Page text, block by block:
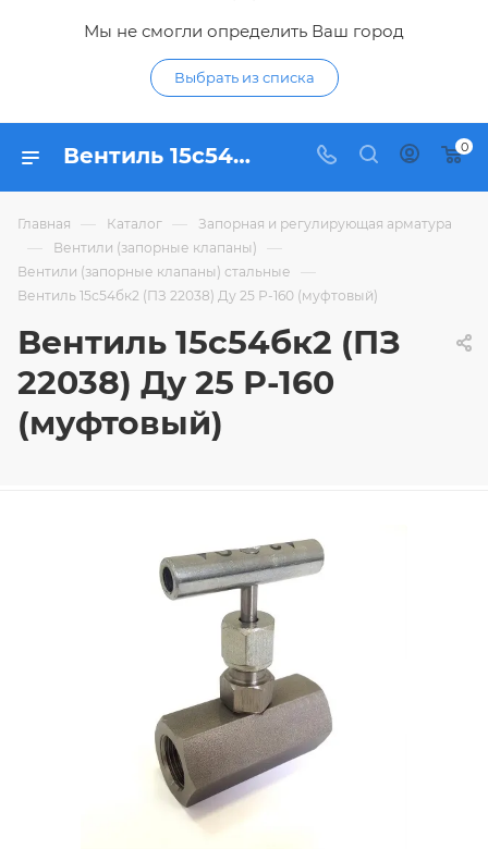
Мы не смогли определить Ваш город
Выбрать из списка
Вентиль 15с54бк2 (ПЗ 22038) Ду 25 Р-160 (муфтовый) - купить по цене в интернет-магазине Гидропромтехника с доставкой в Курске 0
Главная — Каталог — Запорная и регулирующая арматура
— Вентили (запорные клапаны) —
Вентили (запорные клапаны) стальные —
Вентиль 15с54бк2 (ПЗ 22038) Ду 25 Р-160 (муфтовый)
Вентиль 15с54бк2 (ПЗ
22038) Ду 25 Р-160
(муфтовый)